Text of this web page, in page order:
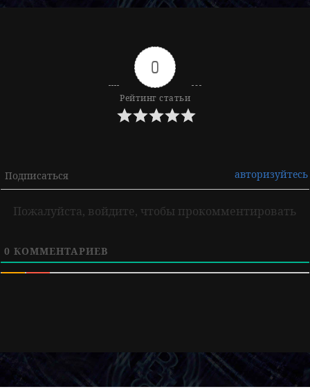
0
Рейтинг статьи
Подписаться авторизуйтесь
Пожалуйста, войдите, чтобы прокомментировать
0 КОММЕНТАРИЕВ